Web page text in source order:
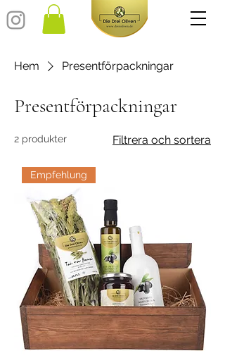
Hem Presentförpackningar
Presentförpackningar
2 produkter Filtrera och sortera
Empfehlung